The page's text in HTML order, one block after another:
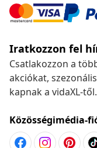
Iratkozzon fel
Csatlakozzon a
akciókat,
kapnak a vidaXL-től.
Közösségimédia-